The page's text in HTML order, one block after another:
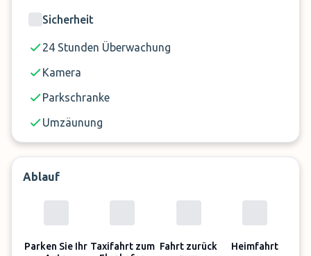
Sicherheit
24 Stunden Überwachung
Kamera
Parkschranke
Umzäunung
Ablauf
Parken Sie Ihr Taxifahrt zum Fahrt zurück
Heimfahrt